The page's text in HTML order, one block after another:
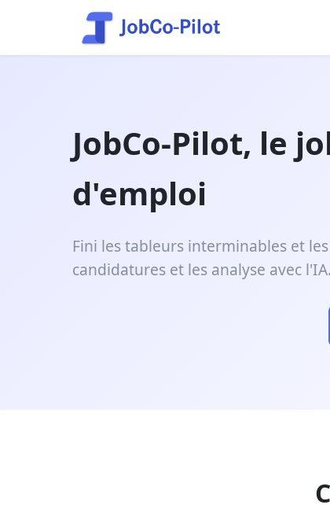
JobCo-Pilot, le
d'emploi
Fini les tableurs interminables et
candidatures et les analyse avec l'IA.